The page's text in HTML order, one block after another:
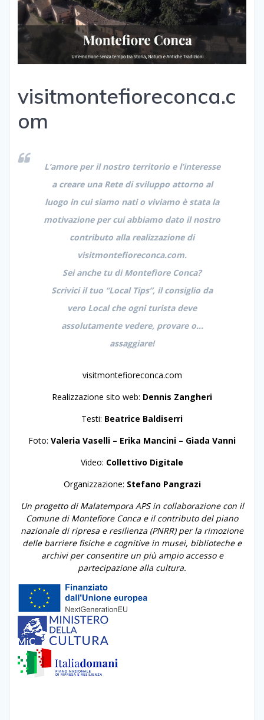
visitmontefioreconca.c
om
L’amore per il nostro territorio e l’interesse
a creare una Rete di sviluppo attorno al
luogo in cui siamo nati o viviamo è stata la
motivazione per cui abbiamo dato il nostro
contributo alla realizzazione di
visitmontefioreconca.com.
Sei anche tu di Montefiore Conca?
Scrivici il tuo “Local Tips”, il consiglio da
vero Local che ogni turista deve
assolutamente vedere, provare o…
assaggiare!
visitmontefioreconca.com
Realizzazione sito web: Dennis Zangheri
Testi: Beatrice Baldiserri
Foto: Valeria Vaselli – Erika Mancini – Giada Vanni
Video: Collettivo Digitale
Organizzazione: Stefano Pangrazi
Un progetto di Malatempora APS in collaborazione con il
Comune di Montefiore Conca e il contributo del piano
nazionale di ripresa e resilienza (PNRR) per la rimozione
delle barriere fisiche e cognitive in musei, biblioteche e
archivi per consentire un più ampio accesso e
partecipazione alla cultura.